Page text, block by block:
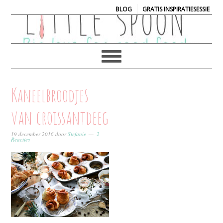
BLOG| GRATIS INSPIRATIESESSIE
Kaneelbroodjes
van croissantdeeg
19 december 2016 doorStefanie 2
Reacties